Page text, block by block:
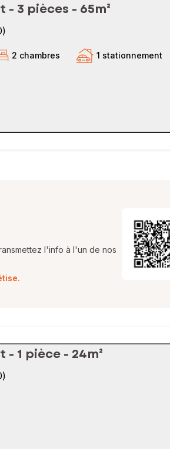
3 pièces - 65m²
)
2 chambres 1 stationnement
l'info à l'un de nos
1 pièce - 24m²
)